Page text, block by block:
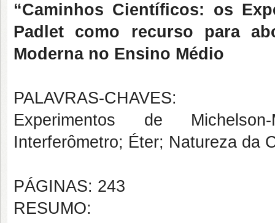
“Caminhos Científicos: os
Padlet como recurso para
Moderna no Ensino Médio
PALAVRAS-CHAVES:
Experimentos de Michelson-
Interferômetro; Éter; Natureza da
PÁGINAS: 243
RESUMO: